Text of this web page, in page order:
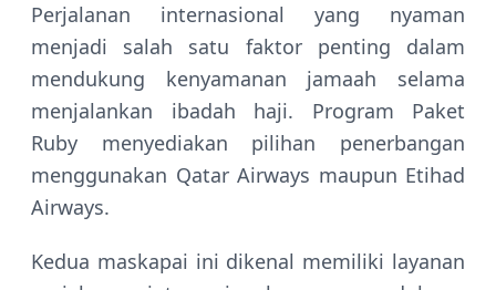
Perjalanan internasional yang nyaman
menjadi salah satu faktor penting dalam
mendukung kenyamanan jamaah selama
menjalankan ibadah haji. Program Paket
Ruby menyediakan pilihan penerbangan
menggunakan Qatar Airways maupun Etihad
Airways.
Kedua maskapai ini dikenal memiliki layanan